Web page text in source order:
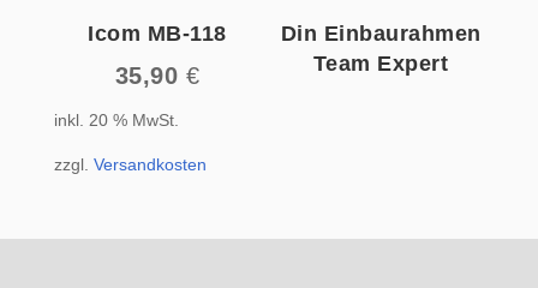
Icom MB-118
35,90 €
inkl. 20 % MwSt.
zzgl. Versandkosten
Din Einbaurahmen
Team Expert